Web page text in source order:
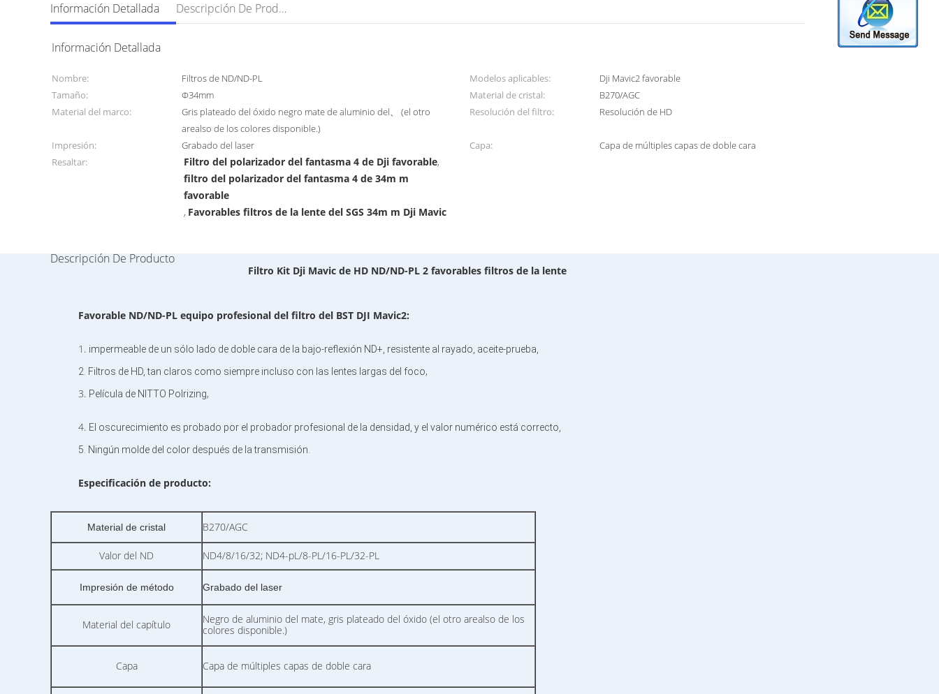
Información Detallada Descripción De Producto
Información Detallada
Nombre: Filtros de ND/ND-PL Modelos aplicables:
Dji Mavic2 favorable
Tamaño:
Φ34mm Material de cristal:
B270/AGC
Material del marco:
Gris plateado del óxido negro mate de aluminio del、 (el otro
arealso de los colores disponible.)
Resolución del filtro: Resolución de HD
Impresión: Grabado del laser Capa:
Capa de múltiples capas de doble cara
Resaltar:
Filtro del polarizador del fantasma 4 de Dji favorable,
filtro del polarizador del fantasma 4 de 34m m
favorable
, Favorables filtros de la lente del SGS 34m m Dji Mavic
Descripción De Producto
Filtro Kit Dji Mavic de HD ND/ND-PL 2 favorables filtros de la lente
Favorable ND/ND-PL equipo profesional del filtro del BST DJI Mavic2:
1. impermeable de un sólo lado de doble cara de la bajo-reflexión ND+, resistente al rayado, aceite-prueba,
2. Filtros de HD, tan claros como siempre incluso con las lentes largas del foco,
3. Película de NITTO Polrizing,
4. El oscurecimiento es probado por el probador profesional de la densidad, y el valor numérico está correcto,
5. Ningún molde del color después de la transmisión.
Especificación de producto:
Material de cristal B270/AGC
Valor del ND ND4/8/16/32; ND4-pL/8-PL/16-PL/32-PL
Impresión de método Grabado del laser
Material del capítulo
Negro de aluminio del mate, gris plateado del óxido (el otro arealso de los
colores disponible.)
Capa Capa de múltiples capas de doble cara